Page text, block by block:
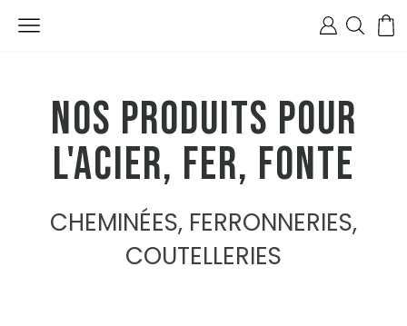
Nos produits pour
l'Acier, fer, fonte
CHEMINÉES, FERRONNERIES,
COUTELLERIES